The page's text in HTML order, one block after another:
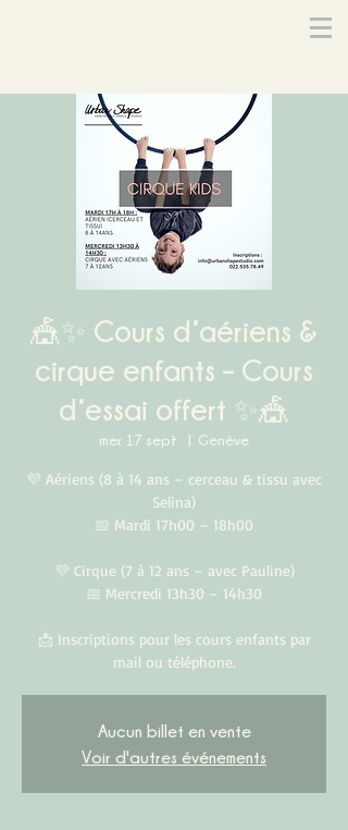
🎪✨ Cours d’aériens &
cirque enfants – Cours
d’essai offert ✨🎪
mer. 17 sept.
  |
Genève
💜 Aériens (8 à 14 ans – cerceau & tissu avec
Selina)
📅 Mardi 17h00 – 18h00
💜 Cirque (7 à 12 ans – avec Pauline)
📅 Mercredi 13h30 – 14h30
📩 Inscriptions pour les cours enfants par
mail ou téléphone.
Aucun billet en vente
Voir d'autres événements